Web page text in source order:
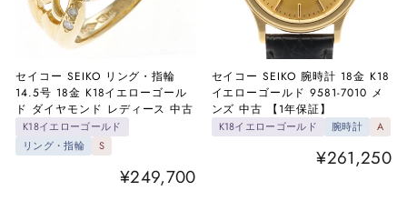
セイコー SEIKO リング・指輪
14.5号 18金 K18イエローゴール
ド ダイヤモンド レディース 中古
K18イエローゴールド
リング・指輪
S
¥249,700
セイコー SEIKO 腕時計 18金 K18
イエローゴールド 9581-7010 メ
ンズ 中古 【1年保証】
K18イエローゴールド 腕時計 A
¥261,250